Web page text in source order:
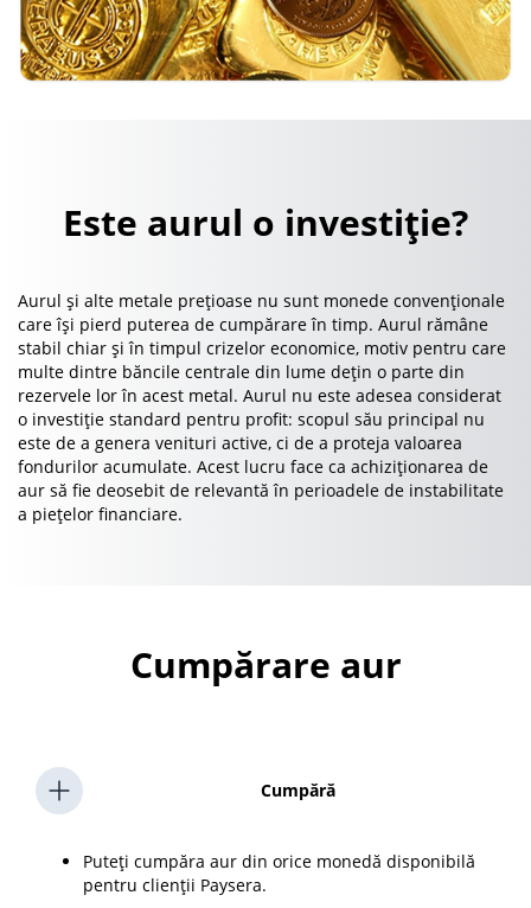
Este aurul o investiție?
Aurul și alte metale prețioase nu sunt monede convenționale
care își pierd puterea de cumpărare în timp. Aurul rămâne
stabil chiar și în timpul crizelor economice, motiv pentru care
multe dintre băncile centrale din lume dețin o parte din
rezervele lor în acest metal. Aurul nu este adesea considerat
o investiție standard pentru profit: scopul său principal nu
este de a genera venituri active, ci de a proteja valoarea
fondurilor acumulate. Acest lucru face ca achiziționarea de
aur să fie deosebit de relevantă în perioadele de instabilitate
a piețelor financiare.
Cumpărare aur
Cumpără
Puteți cumpăra aur din orice monedă disponibilă
pentru clienții Paysera.